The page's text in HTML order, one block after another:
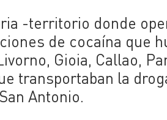
-territorio donde
de cocaína que
Gioia, Callao,
transportaban la
Antonio.